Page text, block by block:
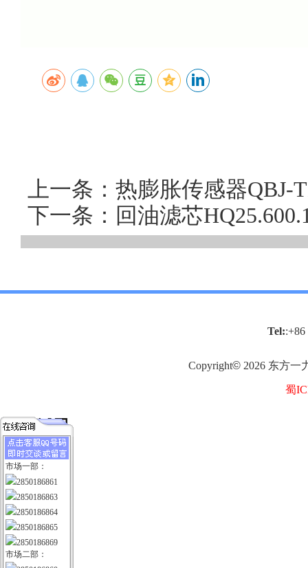
上一条：热膨胀传感器
下一条：回油滤芯
Tel::+86
Copyright© 2026 东方一
蜀
市场一部：
2850186861
2850186863
2850186864
2850186865
2850186869
市场二部：